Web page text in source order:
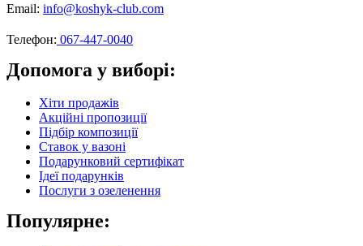
Email: info@koshyk-club.com
Телефон: 067-447-0040
Допомога у виборі:
Хіти продажів
Акційні пропозиції
Підбір композиції
Ставок у вазоні
Подарунковий сертифікат
Ідеї подарунків
Послуги з озеленення
Популярне: